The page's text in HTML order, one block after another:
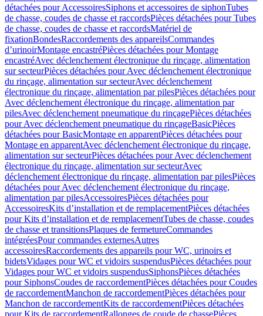
détachées pour AccessoiresSiphons et accessoires de siphonTubes
de chasse, coudes de chasse et raccordsPièces détachées pour Tubes
de chasse, coudes de chasse et raccordsMatériel de
fixationBondesRaccordements des appareilsCommandes
dʼurinoirMontage encastréPièces détachées pour Montage
encastréAvec déclenchement électronique du rinçage, alimentation
sur secteurPièces détachées pour Avec déclenchement électronique
du rinçage, alimentation sur secteurAvec déclenchement
électronique du rinçage, alimentation par pilesPièces détachées pour
Avec déclenchement électronique du rinçage, alimentation par
pilesAvec déclenchement pneumatique du rinçagePièces détachées
pour Avec déclenchement pneumatique du rinçageBasicPièces
détachées pour BasicMontage en apparentPièces détachées pour
Montage en apparentAvec déclenchement électronique du rinçage,
alimentation sur secteurPièces détachées pour Avec déclenchement
électronique du rinçage, alimentation sur secteurAvec
déclenchement électronique du rinçage, alimentation par pilesPièces
détachées pour Avec déclenchement électronique du rinçage,
alimentation par pilesAccessoiresPièces détachées pour
AccessoiresKits d’installation et de remplacementPièces détachées
pour Kits d’installation et de remplacementTubes de chasse, coudes
de chasse et transitionsPlaques de fermetureCommandes
intégréesPour commandes externesAutres
accessoiresRaccordements des appareils pour WC, urinoirs et
bidetsVidages pour WC et vidoirs suspendusPièces détachées pour
Vidages pour WC et vidoirs suspendusSiphonsPièces détachées
pour SiphonsCoudes de raccordementPièces détachées pour Coudes
de raccordementManchon de raccordementPièces détachées pour
Manchon de raccordementKits de raccordementPièces détachées
pour Kits de raccordementRallonges de coude de chassePièces